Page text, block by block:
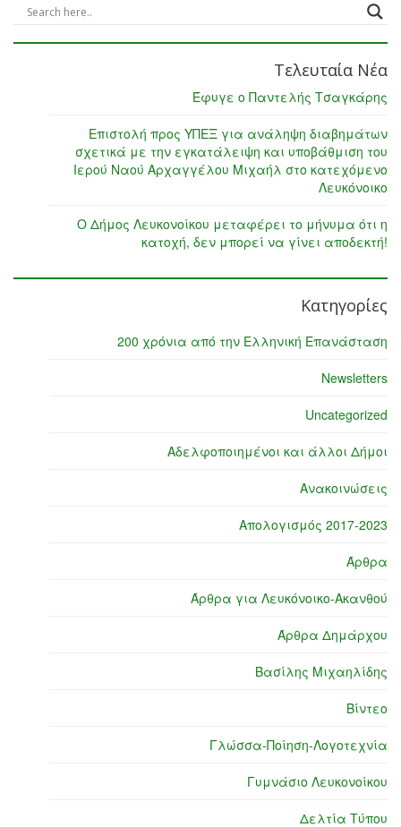
Τελευταία Νέα
Έφυγε ο Παντελής Τσαγκάρης
Επιστολή προς ΥΠΕΞ για ανάληψη διαβημάτων
σχετικά με την εγκατάλειψη και υποβάθμιση του
Ιερού Ναού Αρχαγγέλου Μιχαήλ στο κατεχόμενο
Λευκόνοικο
Ο Δήμος Λευκονοίκου μεταφέρει το μήνυμα ότι η
κατοχή, δεν μπορεί να γίνει αποδεκτή!
Κατηγορίες
200 χρόνια από την Ελληνική Επανάσταση
Newsletters
Uncategorized
Αδελφοποιημένοι και άλλοι Δήμοι
Ανακοινώσεις
Απολογισμός 2017-2023
Άρθρα
Άρθρα για Λευκόνοικο-Ακανθού
Άρθρα Δημάρχου
Βασίλης Μιχαηλίδης
Βίντεο
Γλώσσα-Ποίηση-Λογοτεχνία
Γυμνάσιο Λευκονοίκου
Δελτία Τύπου